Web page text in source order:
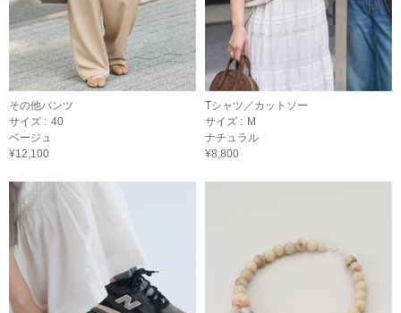
その他パンツ
サイズ : 40
ベージュ
¥12,100
Tシャツ／カットソー
サイズ : M
ナチュラル
¥8,800